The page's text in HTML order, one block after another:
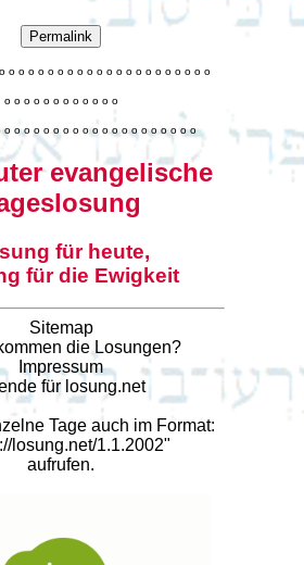
Permalink
o o o o o o o o o o o o o o o o o o o o o o
o o o o o o o o o o o o
o o o o o o o o o o o o o o o o o o o o
evangelische
für heute,
für die Ewigkeit
Sitemap
die Losungen?
Impressum
für losung.net
Tage auch im Format:
losung.net/1.1.2002"
aufrufen.